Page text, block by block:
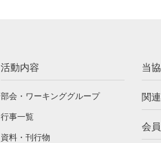
活動内容
部会・ワーキンググループ
行事一覧
資料・刊行物
当
関
会